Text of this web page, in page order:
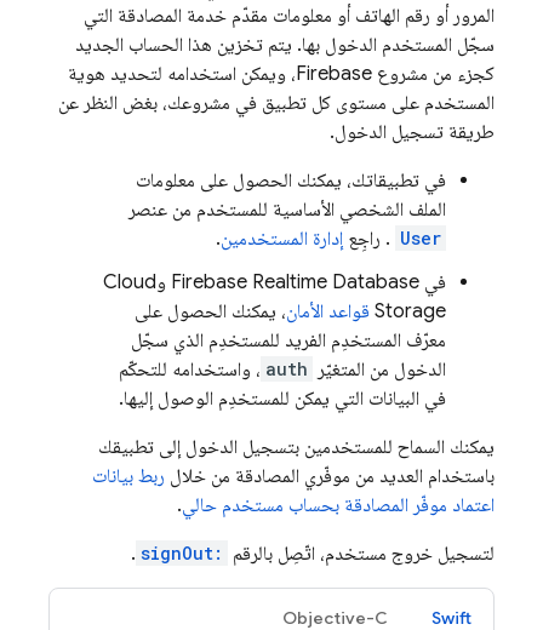
المرور أو رقم الهاتف أو معلومات مقدّم خدمة المصادقة التي
سجّل المستخدم الدخول بها. يتم تخزين هذا الحساب الجديد
كجزء من مشروع Firebase، ويمكن استخدامه لتحديد هوية
المستخدم على مستوى كل تطبيق في مشروعك، بغض النظر عن
طريقة تسجيل الدخول.
في تطبيقاتك، يمكنك الحصول على معلومات
الملف الشخصي الأساسية للمستخدم من عنصر
User . راجِع إدارة المستخدمين.
في Firebase Realtime Database وCloud
Storage قواعد الأمان، يمكنك الحصول على
معرّف المستخدِم الفريد للمستخدِم الذي سجّل
الدخول من المتغيّر
auth ، واستخدامه للتحكّم
في البيانات التي يمكن للمستخدِم الوصول إليها.
يمكنك السماح للمستخدمين بتسجيل الدخول إلى تطبيقك
باستخدام العديد من موفّري المصادقة من خلال ربط بيانات
اعتماد موفّر المصادقة بحساب مستخدم حالي.
لتسجيل خروج مستخدم، اتّصِل بالرقم
signOut:
.
Swift
Objective-C